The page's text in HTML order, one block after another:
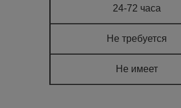
24-72 часа
Не требуется
Не имеет